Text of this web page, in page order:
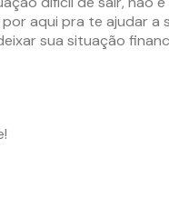
aqui pra te ajudar a
sua situação